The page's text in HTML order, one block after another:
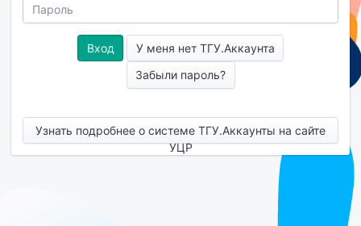
У меня нет ТГУ.Аккаунта
Забыли пароль?
Узнать подробнее о системе ТГУ.Аккаунты на сайте
УЦР